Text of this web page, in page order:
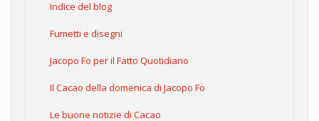
Indice del blog
Fumetti e disegni
Jacopo Fo per il Fatto Quotidiano
Il Cacao della domenica di Jacopo Fo
Le buone notizie di Cacao